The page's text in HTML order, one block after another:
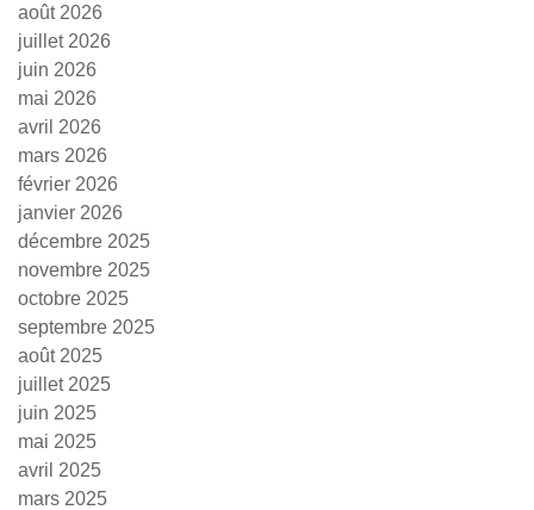
août 2026
juillet 2026
juin 2026
mai 2026
avril 2026
mars 2026
février 2026
janvier 2026
décembre 2025
novembre 2025
octobre 2025
septembre 2025
août 2025
juillet 2025
juin 2025
mai 2025
avril 2025
mars 2025